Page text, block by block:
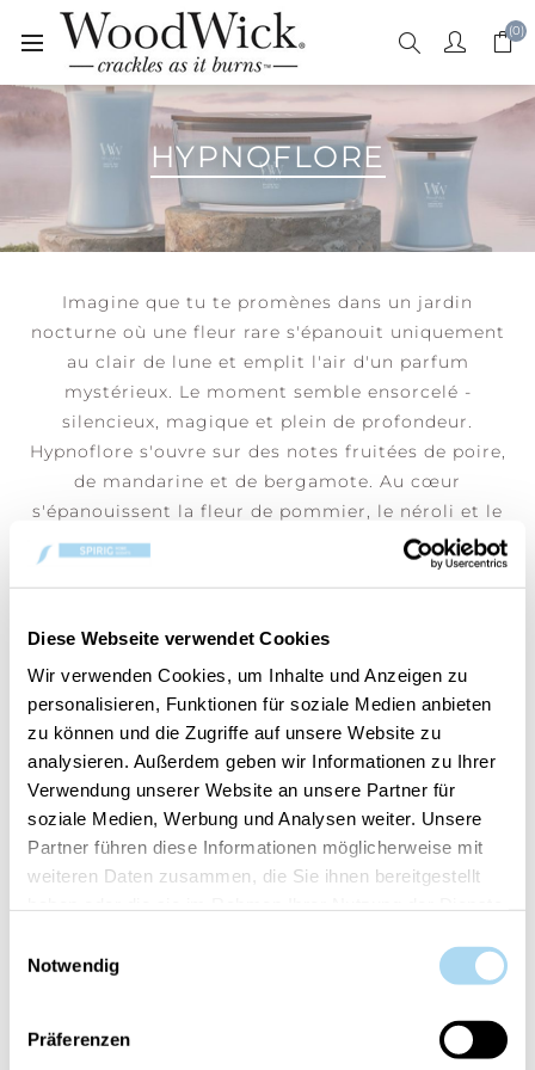
Diese Webseite verwendet Cookies
Wir verwenden Cookies, um Inhalte und Anzeigen zu
personalisieren, Funktionen für soziale Medien anbieten
zu können und die Zugriffe auf unsere Website zu
analysieren. Außerdem geben wir Informationen zu Ihrer
Verwendung unserer Website an unsere Partner für
soziale Medien, Werbung und Analysen weiter. Unsere
Partner führen diese Informationen möglicherweise mit
weiteren Daten zusammen, die Sie ihnen bereitgestellt
Notwendig
Präferenzen
(0)
HYPNOFLORE
Imagine que tu te promènes dans un jardin
nocturne où une fleur rare s'épanouit uniquement
au clair de lune et emplit l'air d'un parfum
mystérieux. Le moment semble ensorcelé -
silencieux, magique et plein de profondeur.
Hypnoflore s'ouvre sur des notes fruitées de poire,
de mandarine et de bergamote. Au cœur
s'épanouissent la fleur de pommier, le néroli et le
jasmin nocturne, délicatement arrondis par la fève
tonka, la vanille et l'ambre. La mèche de bois
cheminée apaisant. Disponible en différentes
50%
Hypnoflora Ellipse
50%
Hypnoflora Large Jar
CHF 19.95